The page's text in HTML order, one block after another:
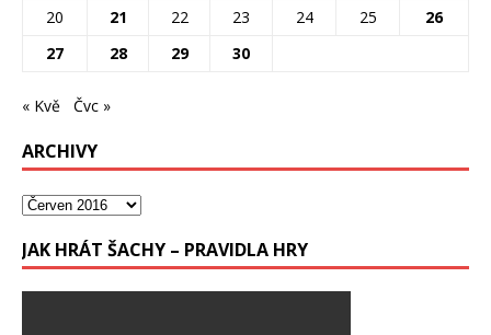
20
21 22 23 24 25
26
27
28 29 30
« Kvě Čvc »
ARCHIVY
JAK HRÁT ŠACHY – PRAVIDLA HRY